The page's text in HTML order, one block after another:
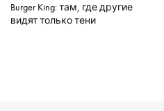
Burger King: там, где другие
видят только тени